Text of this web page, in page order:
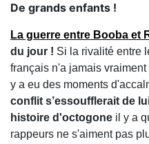
De grands enfants !
La guerre entre Booba et
du jour ! Si la rivalité entre
français n'a jamais
y a eu des moments
conflit s’essoufflerait de
histoire d'octogone il y a
rappeurs ne s'aiment pas